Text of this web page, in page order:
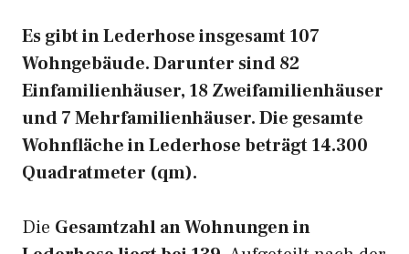
Es gibt in Lederhose insgesamt 107
Wohngebäude. Darunter sind 82
Einfamilienhäuser, 18 Zweifamilienhäuser
und 7 Mehrfamilienhäuser. Die gesamte
Wohnfläche in Lederhose beträgt 14.300
Quadratmeter (qm).
Die Gesamtzahl an Wohnungen in